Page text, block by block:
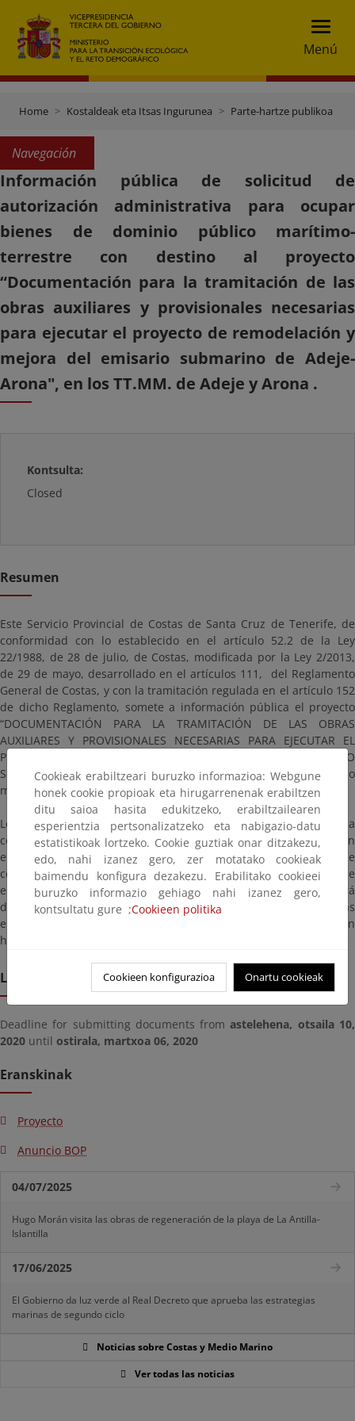
Menú
Home Kostaldeak eta Itsas Ingurunea Parte-hartze publikoa
Navegación
Información pública de solicitud de
autorización administrativa para ocupar
bienes de dominio público marítimo-
terrestre con destino al proyecto
“Documentación para la tramitación de las
obras auxiliares y provisionales necesarias
para ejecutar el proyecto de remodelación y
mejora del emisario submarino de Adeje-
Arona", en los TT.MM. de Adeje y Arona .
Kontsulta:
Closed
Resumen
Este Servicio Provincial de Costas de Santa Cruz de Tenerife, de
conformidad con lo establecido en el artículo 52.2 de la Ley
22/1988, de 28 de julio, de Costas, modificada por la Ley 2/2013,
de 29 de mayo, desarrollado en el artículos 111, del Reglamento
General de Costas, y con la tramitación regulada en el artículo 152
de dicho Reglamento, somete a información pública el proyecto
“DOCUMENTACIÓN PARA LA TRAMITACIÓN DE LAS OBRAS
AUXILIARES Y PROVISIONALES NECESARIAS PARA EJECUTAR EL
PROYECTO DE REMODELACIÓN Y MEJORA DEL EMISARIO
SUBAMRINO DE ADEJE-ARONA”, en zona de dominio público
marítimo-terrestre, en los TT.MM. de Adeje y Arona.
Lo que se hace público para que en el plazo de veinte (20) días, a
contar desde el siguiente al de la publicación de este Anuncio en
el Boletín Oficial de la Provincia, las personas o entidades que se
consideren afectadas, puedan presentar las reclamaciones que
estimen pertinentes, a cuyo efecto el proyecto antes citado estará
de manifiesto en esta página, así como en sus oficinas, ubicadas
en la Rambla de Santa Cruz 169 de Santa Cruz de Tenerife, en
horas de despacho y en los Ayuntamientos de Adeje y Arona.
Lekualdatze epea
Deadline for submitting documents fromastelehena, otsaila 10,
2020 until ostirala, martxoa 06, 2020
Eranskinak
Proyecto
Anuncio BOP
04/07/2025
Hugo Morán visita las obras de regeneración de la playa de La Antilla-
Islantilla
17/06/2025
El Gobierno da luz verde al Real Decreto que aprueba las estrategias
marinas de segundo ciclo
Noticias sobre Costas y Medio Marino
Ver todas las noticias
Cookieak erabiltzeari buruzko informazioa: Webgune
honek cookie propioak eta hirugarrenenak erabiltzen
ditu saioa hasita edukitzeko, erabiltzailearen
esperientzia pertsonalizatzeko eta nabigazio-datu
estatistikoak lortzeko. Cookie guztiak onar ditzakezu,
edo, nahi izanez gero, zer motatako cookieak
baimendu konfigura dezakezu. Erabilitako cookieei
buruzko informazio gehiago nahi izanez gero,
kontsultatu gure ;Cookieen politika
Cookieen konfigurazioa Onartu cookieak